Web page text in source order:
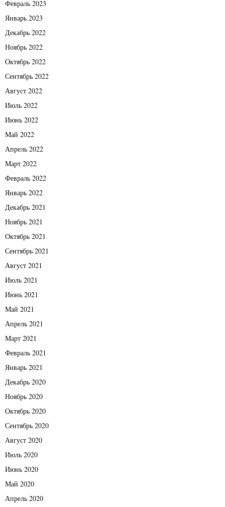
Февраль 2023
Январь 2023
Декабрь 2022
Ноябрь 2022
Октябрь 2022
Сентябрь 2022
Август 2022
Июль 2022
Июнь 2022
Май 2022
Апрель 2022
Март 2022
Февраль 2022
Январь 2022
Декабрь 2021
Ноябрь 2021
Октябрь 2021
Сентябрь 2021
Август 2021
Июль 2021
Июнь 2021
Май 2021
Апрель 2021
Март 2021
Февраль 2021
Январь 2021
Декабрь 2020
Ноябрь 2020
Октябрь 2020
Сентябрь 2020
Август 2020
Июль 2020
Июнь 2020
Май 2020
Апрель 2020